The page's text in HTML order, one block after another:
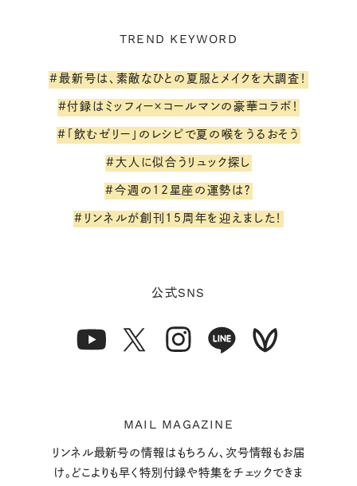
TREND KEYWORD
#最新号は、素敵なひとの夏服とメイクを大調査！
#付録はミッフィー×コールマンの豪華コラボ！
#「飲むゼリー」のレシピで夏の喉をうるおそう
#大人に似合うリュック探し
#今週の12星座の運勢は？
#リンネルが創刊15周年を迎えました！
公式SNS
MAIL MAGAZINE
リンネル最新号の情報はもちろん、次号情報もお届
け。どこよりも早く特別付録や特集をチェックできま